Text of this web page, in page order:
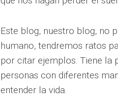
Este blog, nuestro blog, no
humano, tendremos ratos
por citar ejemplos. Tiene la
personas con diferentes
entender la vida.